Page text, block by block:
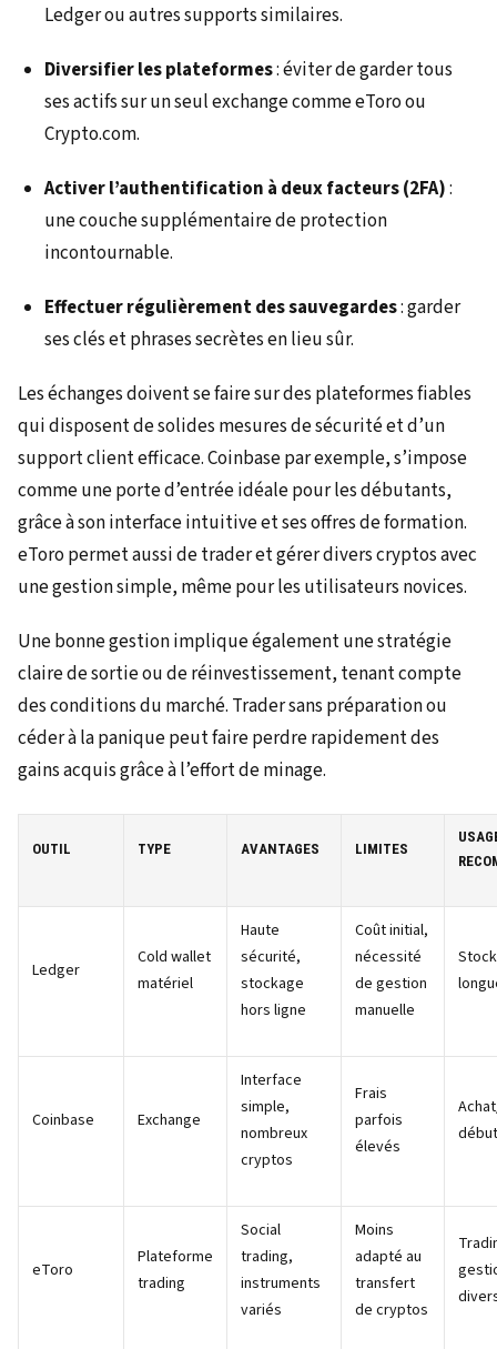
Ledger ou autres supports similaires.
Diversifier les plateformes: éviter de garder tous
ses actifs sur un seul exchange comme eToro ou
Crypto.com.
Activer l’authentification à deux facteurs (2FA):
une couche supplémentaire de protection
incontournable.
Effectuer régulièrement des sauvegardes: garder
ses clés et phrases secrètes en lieu sûr.
Les échanges doivent se faire sur des plateformes fiables
qui disposent de solides mesures de sécurité et d’un
support client efficace. Coinbase par exemple, s’impose
comme une porte d’entrée idéale pour les débutants,
grâce à son interface intuitive et ses offres de formation.
eToro permet aussi de trader et gérer divers cryptos avec
une gestion simple, même pour les utilisateurs novices.
Une bonne gestion implique également une stratégie
claire de sortie ou de réinvestissement, tenant compte
des conditions du marché. Trader sans préparation ou
céder à la panique peut faire perdre rapidement des
gains acquis grâce à l’effort de minage.
OUTIL TYPE AVANTAGES LIMITES
Ledger
Cold wallet
matériel
Haute
sécurité,
stockage
hors ligne
Coût initial,
nécessité
de gestion
manuelle
Coinbase Exchange
Interface
simple,
nombreux
cryptos
Frais
parfois
élevés
eToro
Plateforme
trading
Social
trading,
instruments
variés
Moins
adapté au
transfert
de cryptos